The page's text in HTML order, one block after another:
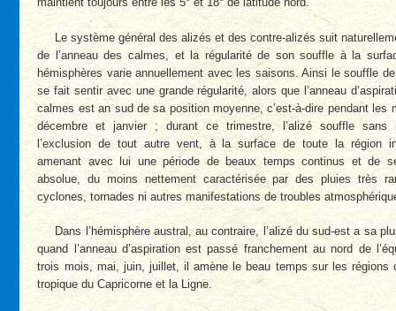
Le système général des alizés et des contre-alizés suit
de l’anneau des calmes, et la régularité de son souffle à la
hémisphères varie annuellement avec les saisons. Ainsi le souffle
se fait sentir avec une grande régularité, alors que l’anneau
calmes est an sud de sa position moyenne, c’est-à-dire pendant les
décembre et janvier ; durant ce trimestre, l’alizé souffle sans
l’exclusion de tout autre vent, à la surface de toute la région
amenant avec lui une période de beaux temps continus et de
absolue, du moins nettement caractérisée par des pluies très
cyclones, tornades ni autres manifestations de troubles
Dans l’hémisphère austral, au contraire, l’alizé du sud-est a sa
quand l’anneau d’aspiration est passé franchement au nord de
trois mois, mai, juin, juillet, il amène le beau temps sur les régions
tropique du Capricorne et la Ligne.